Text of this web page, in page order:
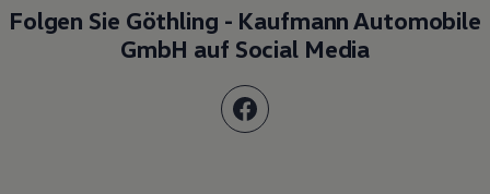
Folgen Sie Göthling - Kaufmann Automobile
GmbH auf Social Media